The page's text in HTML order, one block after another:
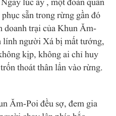
lúc ấy , một đoàn quân
sẵn trong rừng gần đó
doanh trại của Khun Ăm-
lính người Xá bị mất tướng,
kịp, không ai chỉ huy
thoát thân lẩn vào rừng.
Ăm-Poi đều sợ, đem gia